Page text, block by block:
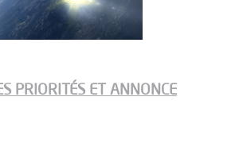
PRIORITÉS ET ANNONCE